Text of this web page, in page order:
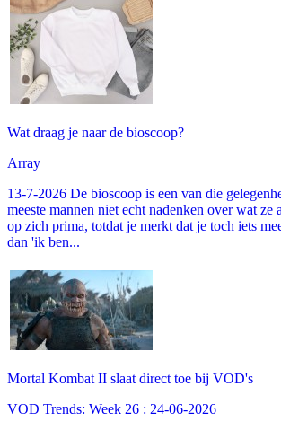
Wat draag je naar de bioscoop?
Array
13-7-2026 De bioscoop is een van die
meeste mannen niet echt nadenken over wat ze
op zich prima, totdat je merkt dat je toch iets
dan 'ik ben...
Mortal Kombat II slaat direct toe bij VOD's
VOD Trends: Week 26 : 24-06-2026